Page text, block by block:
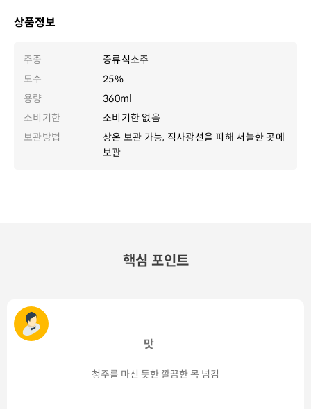
상품정보
주종
증류식소주
도수
25%
용량
360ml
소비기한
소비기한 없음
보관방법
상온 보관 가능, 직사광선을 피해 서늘한 곳에
보관
핵심 포인트
맛
청주를 마신 듯한 깔끔한 목 넘김